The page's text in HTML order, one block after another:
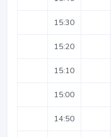
15:30
15:20
15:10
15:00
14:50